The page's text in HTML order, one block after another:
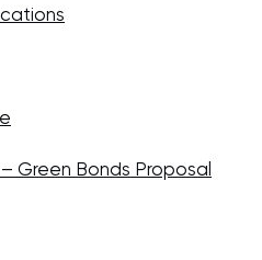
Green Bonds Proposal